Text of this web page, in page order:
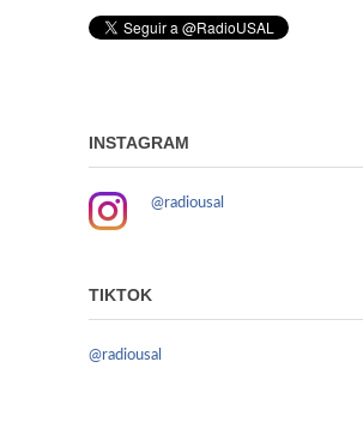
INSTAGRAM
@radiousal
TIKTOK
@radiousal